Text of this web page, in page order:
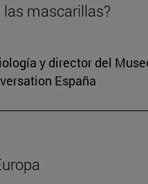
las mascarillas?
y director del
España